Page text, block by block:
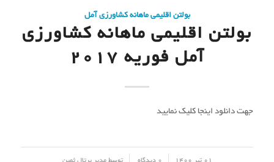
بولتن اقلیمی ماهانه کشاورزی آمل
بولتن اقلیمی ماهانه کشاورزی
آمل فوریه 2017
جهت دانلود اینجا کلیک نمایید